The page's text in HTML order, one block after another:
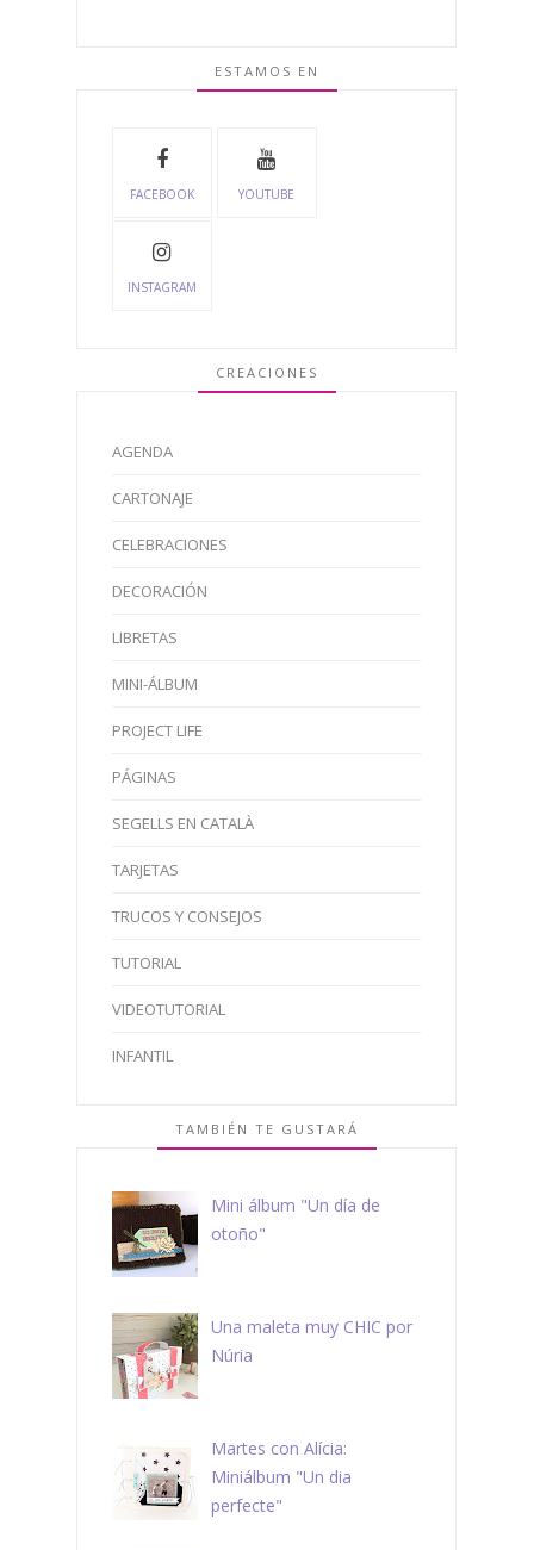
ESTAMOS EN
FACEBOOK YOUTUBE
INSTAGRAM
CREACIONES
AGENDA
CARTONAJE
CELEBRACIONES
DECORACIÓN
LIBRETAS
MINI-ÁLBUM
PROJECT LIFE
PÁGINAS
SEGELLS EN CATALÀ
TARJETAS
TRUCOS Y CONSEJOS
TUTORIAL
VIDEOTUTORIAL
INFANTIL
TAMBIÉN TE GUSTARÁ
Mini álbum "Un día de
otoño"
Una maleta muy CHIC por
Núria
Martes con Alícia:
Miniálbum "Un dia
perfecte"